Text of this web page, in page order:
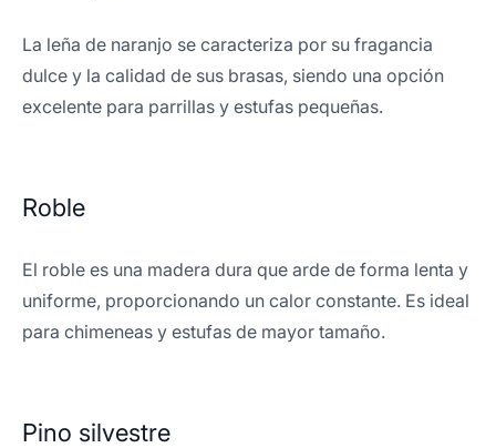
La leña de naranjo se caracteriza por su fragancia
dulce y la calidad de sus brasas, siendo una opción
excelente para parrillas y estufas pequeñas.
Roble
El roble es una madera dura que arde de forma lenta y
uniforme, proporcionando un calor constante. Es ideal
para chimeneas y estufas de mayor tamaño.
Pino silvestre